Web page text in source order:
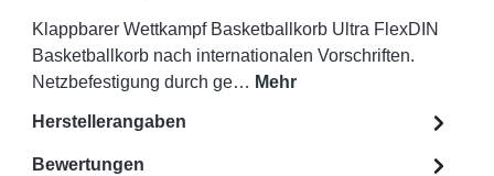
Klappbarer Wettkampf Basketballkorb Ultra FlexDIN
Basketballkorb nach internationalen Vorschriften.
Netzbefestigung durch ge… Mehr
Herstellerangaben
Bewertungen